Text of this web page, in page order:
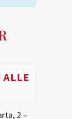
ALLE
2 –